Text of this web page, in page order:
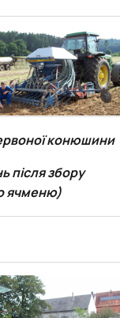
конюшини
після збору
ячменю)